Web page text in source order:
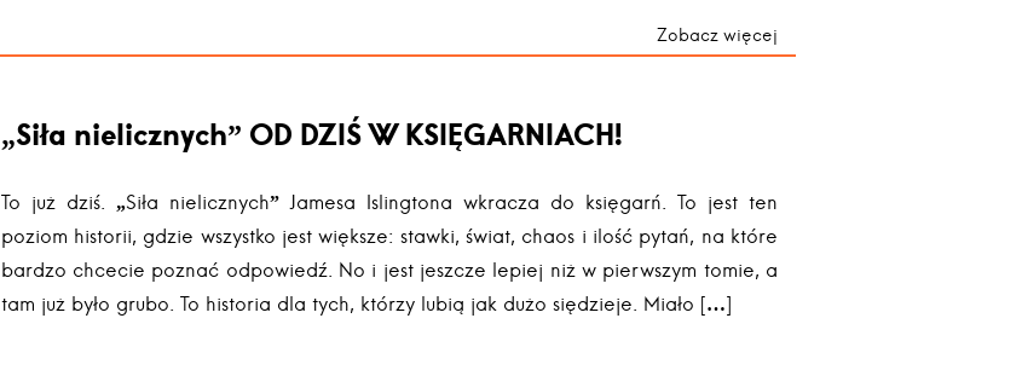
Zobacz więcej
„Siła nielicznych” OD DZIŚ W KSIĘGARNIACH!
To już dziś. „Siła nielicznych” Jamesa Islingtona wkracza do księgarń. To jest ten
poziom historii, gdzie wszystko jest większe: stawki, świat, chaos i ilość pytań, na które
bardzo chcecie poznać odpowiedź. No i jest jeszcze lepiej niż w pierwszym tomie, a
tam już było grubo. To historia dla tych, którzy lubią jak dużo siędzieje. Miało […]